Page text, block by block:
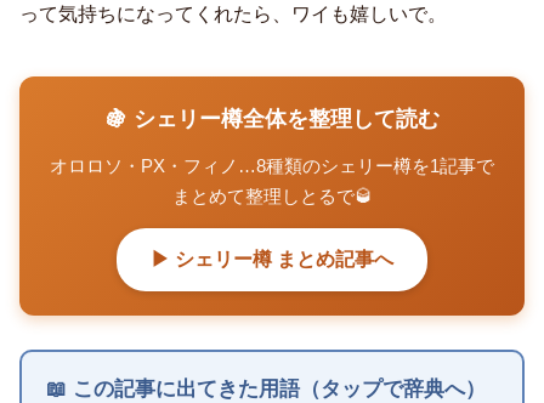
って気持ちになってくれたら、ワイも嬉しいで。
🍇 シェリー樽全体を整理して読む
オロロソ・PX・フィノ…8種類のシェリー樽を1記事で
まとめて整理しとるで🥃
▶ シェリー樽 まとめ記事へ
📖 この記事に出てきた用語（タップで辞典へ）